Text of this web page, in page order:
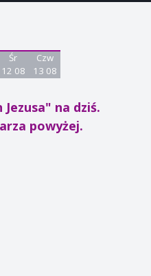
Śr
12 08
Czw
13 08
na dziś.
powyżej.